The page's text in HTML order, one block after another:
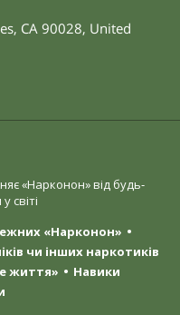
, CA 90028, United
«Нарконон» від будь-
світі
«Нарконон»
чи інших наркотиків
життя»
Навики